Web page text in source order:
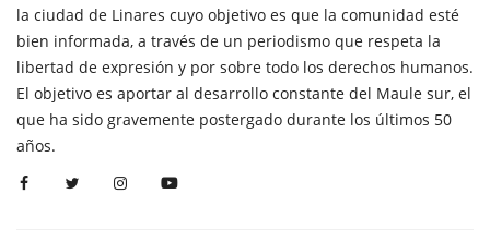
la ciudad de Linares cuyo objetivo es que la comunidad esté
bien informada, a través de un periodismo que respeta la
libertad de expresión y por sobre todo los derechos humanos.
El objetivo es aportar al desarrollo constante del Maule sur, el
que ha sido gravemente postergado durante los últimos 50
años.